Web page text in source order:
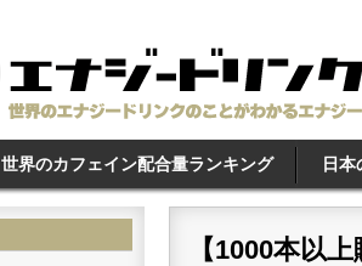
世界のカフェイン配合量ランキング 日
【1000本以